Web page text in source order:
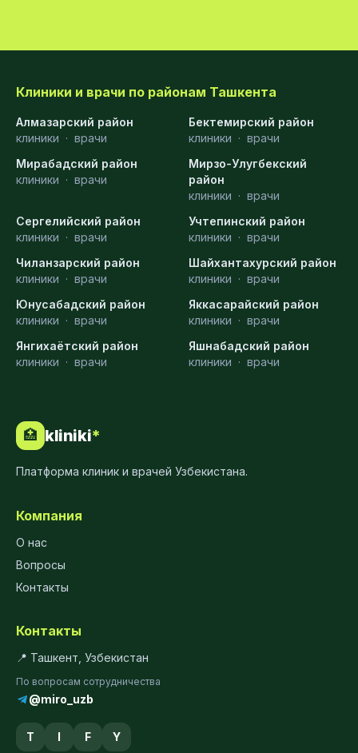
Клиники и врачи по районам Ташкента
Алмазарский район
клиники · врачи
Бектемирский район
клиники · врачи
Мирабадский район
клиники · врачи
Мирзо-Улугбекский
район
клиники · врачи
Сергелийский район
клиники · врачи
Учтепинский район
клиники · врачи
Чиланзарский район
клиники · врачи
Шайхантахурский район
клиники · врачи
Юнусабадский район
клиники · врачи
Яккасарайский район
клиники · врачи
Янгихаётский район
клиники · врачи
Яшнабадский район
клиники · врачи
🏥 kliniki*
Платформа клиник и врачей Узбекистана.
Компания
О нас
Вопросы
Контакты
Контакты
📍 Ташкент, Узбекистан
По вопросам сотрудничества
@miro_uzb
T I F Y